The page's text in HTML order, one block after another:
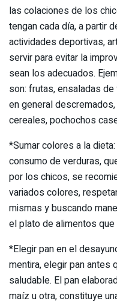
las colaciones de los
tengan cada día, a partir
actividades deportivas,
servir para evitar la
sean los adecuados.
son: frutas, ensaladas
en general
cereales, pochochos
*Sumar colores a la
consumo de verduras,
por los chicos, se
variados colores,
mismas y buscando
el plato de alimentos
*Elegir pan en el
mentira, elegir pan antes
saludable. El pan
maíz u otra, constituye